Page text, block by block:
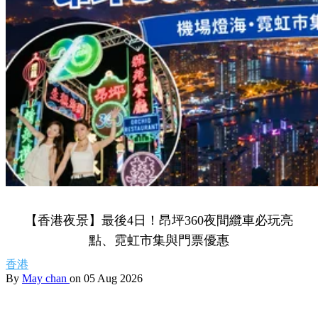
【香港夜景】最後4日！昂坪360夜間纜車必玩亮
點、霓虹市集與門票優惠
香港
By May chan on 05 Aug 2026